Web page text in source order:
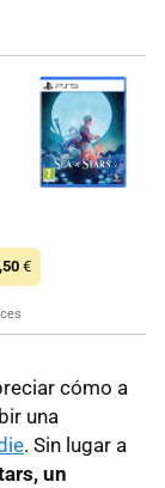
€
cómo a
una
. Sin lugar a
un